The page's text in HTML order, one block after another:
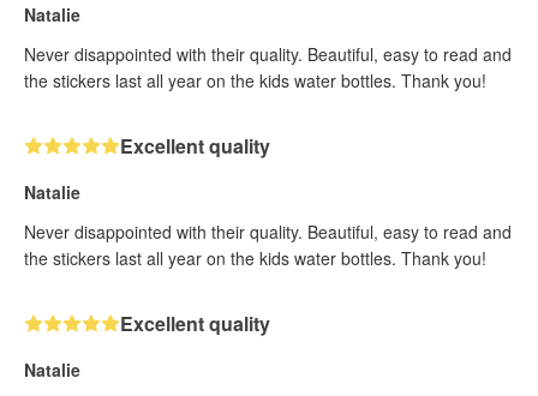
Natalie
Never disappointed with their quality. Beautiful, easy to read and
the stickers last all year on the kids water bottles. Thank you!
Excellent quality
Natalie
Never disappointed with their quality. Beautiful, easy to read and
the stickers last all year on the kids water bottles. Thank you!
Excellent quality
Natalie